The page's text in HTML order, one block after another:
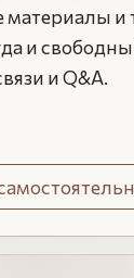
материалы и
и
и Q&A.